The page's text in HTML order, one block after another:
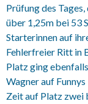
Prüfung des
über 1,25m bei 53
Starterinnen auf
Fehlerfreier Ritt in
Platz ging
Wagner auf
Zeit auf Platz zwei